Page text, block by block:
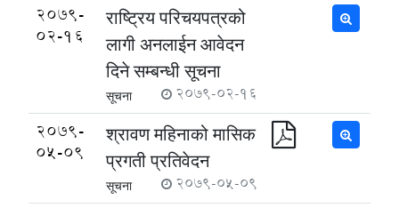
2079-
02-16
राष्ट्रिय परिचयपत्रको
लागी अनलाईन आवेदन
दिने सम्बन्धी सूचना
सूचना 2079-02-16
2079-
05-09
श्रावण महिनाको मासिक
प्रगती प्रतिवेदन
सूचना 2079-05-09